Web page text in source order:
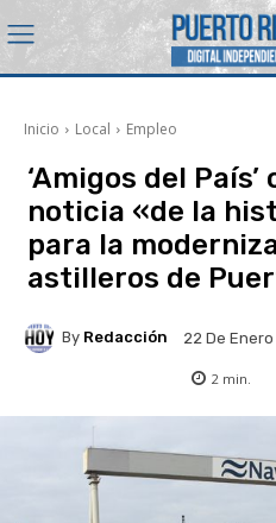
Inicio Local Empleo
‘Amigos del
noticia «de la
para la
astilleros de
By Redacción 22 De
2 min.